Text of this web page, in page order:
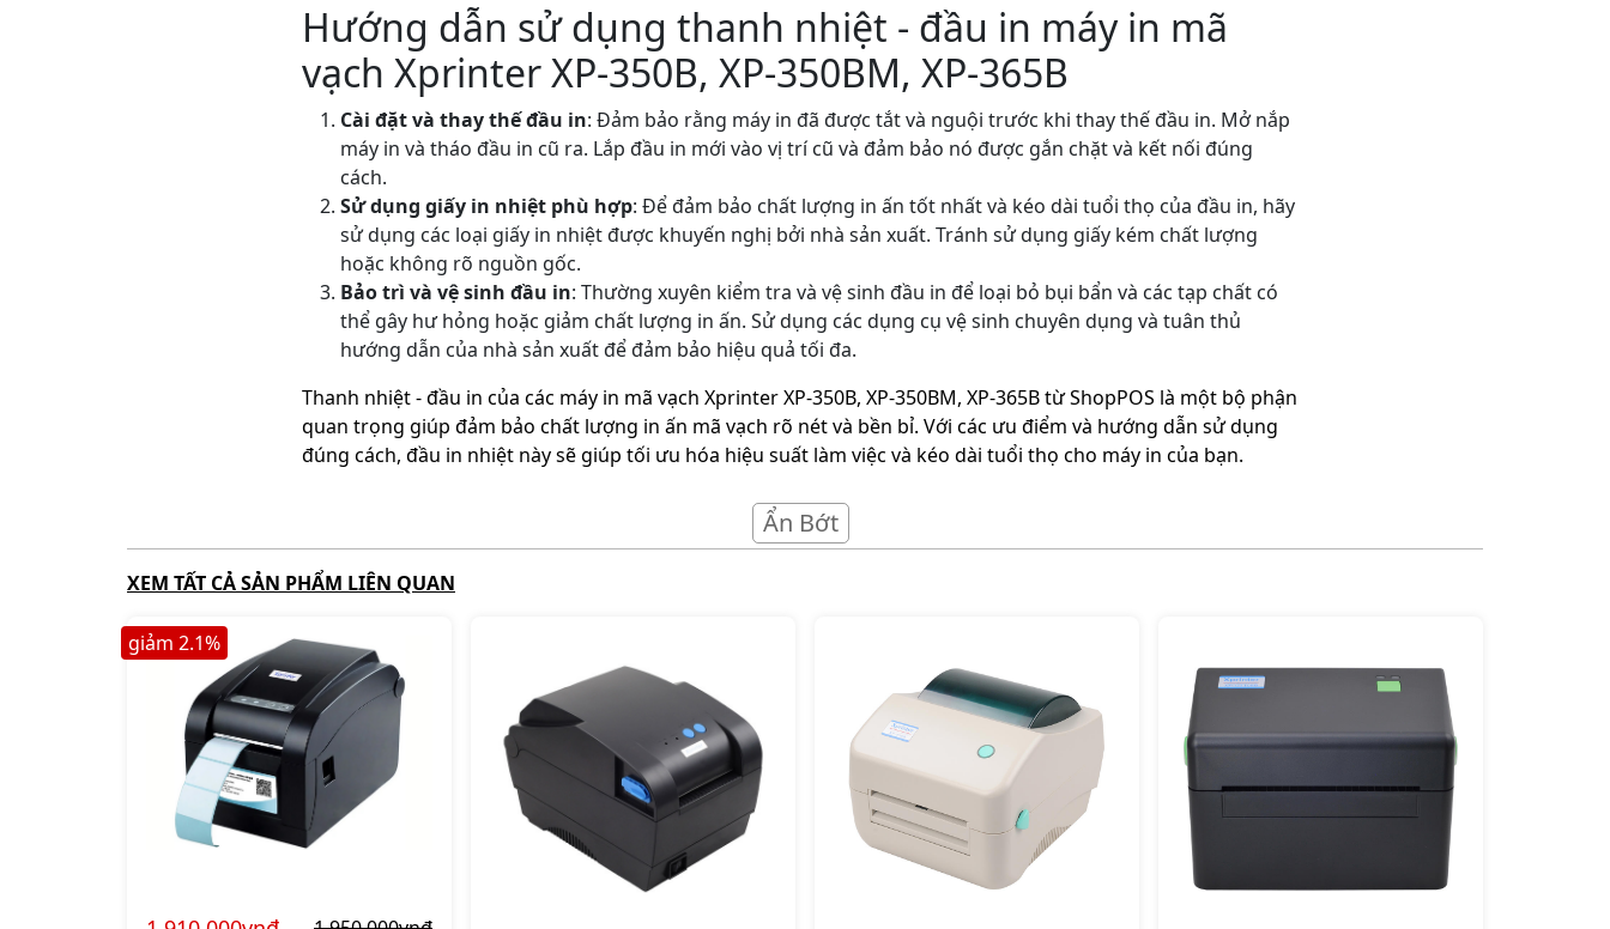
Hướng dẫn sử dụng thanh nhiệt - đầu in máy in mã
vạch Xprinter XP-350B, XP-350BM, XP-365B
Cài đặt và thay thế đầu in: Đảm bảo rằng máy in đã được tắt và nguội trước khi thay thế đầu in. Mở nắp
máy in và tháo đầu in cũ ra. Lắp đầu in mới vào vị trí cũ và đảm bảo nó được gắn chặt và kết nối đúng
cách.
Sử dụng giấy in nhiệt phù hợp: Để đảm bảo chất lượng in ấn tốt nhất và kéo dài tuổi thọ của đầu in, hãy
sử dụng các loại giấy in nhiệt được khuyến nghị bởi nhà sản xuất. Tránh sử dụng giấy kém chất lượng
hoặc không rõ nguồn gốc.
Bảo trì và vệ sinh đầu in: Thường xuyên kiểm tra và vệ sinh đầu in để loại bỏ bụi bẩn và các tạp chất có
thể gây hư hỏng hoặc giảm chất lượng in ấn. Sử dụng các dụng cụ vệ sinh chuyên dụng và tuân thủ
hướng dẫn của nhà sản xuất để đảm bảo hiệu quả tối đa.
Thanh nhiệt - đầu in của các máy in mã vạch Xprinter XP-350B, XP-350BM, XP-365B từ ShopPOS là một bộ phận
quan trọng giúp đảm bảo chất lượng in ấn mã vạch rõ nét và bền bỉ. Với các ưu điểm và hướng dẫn sử dụng
đúng cách, đầu in nhiệt này sẽ giúp tối ưu hóa hiệu suất làm việc và kéo dài tuổi thọ cho máy in của bạn.
Ẩn Bớt
XEM TẤT CẢ SẢN PHẨM LIÊN QUAN
giảm 2.1%